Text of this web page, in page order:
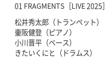
01 FRAGMENTS［LIVE 2025］
松井秀太郎（トランペット）
壷阪健登（ピアノ）
小川晋平（ベース）
きたいくにと（ドラムス）